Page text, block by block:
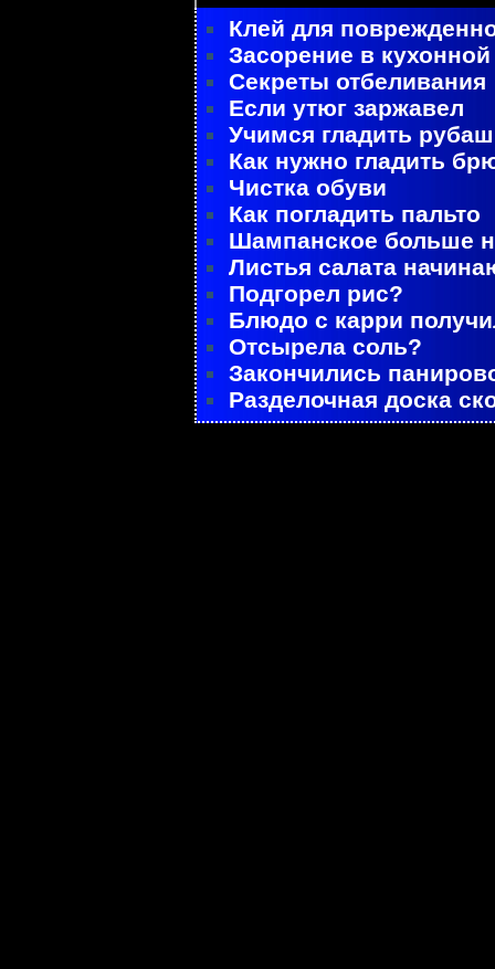
Клей для
Засорение в
Секреты отбеливания
Если утюг заржавел
Учимся гладить
Как нужно гладить
Чистка обуви
Как погладить пальто
Шампанское больше
Листья салата
Подгорел рис?
Блюдо с карри
Отсырела соль?
Закончились
Разделочная доска